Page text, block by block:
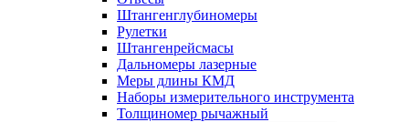
Штангенглубиномеры
Рулетки
Штангенрейсмасы
Дальномеры лазерные
Меры длины КМД
Наборы измерительного инструмента
Толщиномер рычажный